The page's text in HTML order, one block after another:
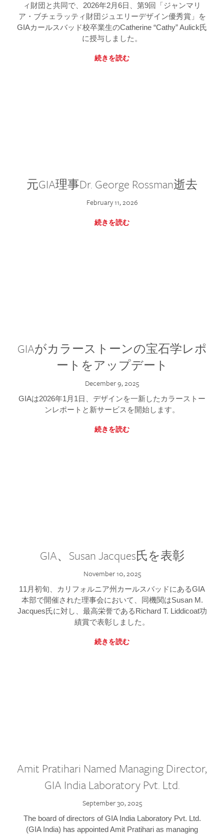
ィ財団と共同で、2026年2月6日、第9回「ジャンマリ
ア・ブチェラッティ財団ジュエリーデザイン優秀賞」を
GIAカールスバッド校卒業生のCatherine “Cathy” Aulick氏
に授与しました。
続きを読む
元GIA理事Dr. George Rossman逝去
February 11, 2026
続きを読む
GIAがカラーストーンの宝石学レポ
ートをアップデート
December 9, 2025
GIAは2026年1月1日、デザインを一新したカラーストー
ンレポートと新サービスを開始します。
続きを読む
GIA、Susan Jacques氏を表彰
November 10, 2025
11月初旬、カリフォルニア州カールスバッドにあるGIA
本部で開催された理事会において、同機関はSusan M.
Jacques氏に対し、最高栄誉であるRichard T. Liddicoat功
績賞で表彰しました。
続きを読む
Amit Pratihari Named Managing Director,
GIA India Laboratory Pvt. Ltd.
September 30, 2025
The board of directors of GIA India Laboratory Pvt. Ltd.
(GIA India) has appointed Amit Pratihari as managing